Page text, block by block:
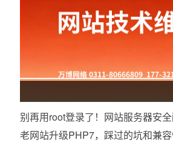
别再用root登录了！网站服务器安
老网站升级PHP7，踩过的坑和兼